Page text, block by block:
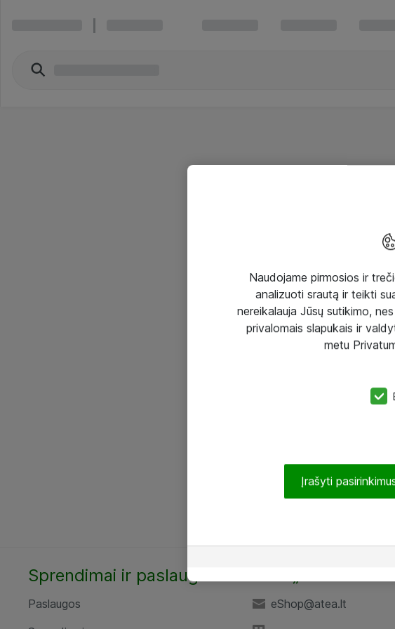
Sprendimai ir paslaugos
Paslaugos
eShop@atea.lt
Naudojame pirmosios ir
analizuoti srautą ir teikti
nereikalauja Jūsų sutikimo,
privalomais slapukais ir
metu
Įrašyti